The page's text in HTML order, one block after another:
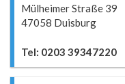
Mülheimer Straße 39
47058 Duisburg
Tel: 0203 39347220